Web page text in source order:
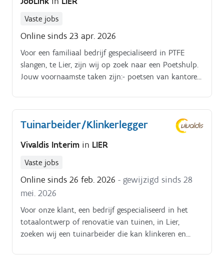
leidingen, putten, tanks, enz. Je werkt zowel
zelfstandig als in teamverband op diverse locaties
particulieren en in fabrieken.
Vaste jobs
Online sinds 23 apr. 2026
Voor een familiaal bedrijf gespecialiseerd in PTFE
slangen, te Lier, zijn wij op zoek naar een Poetshulp.
Jouw voornaamste taken zijn:- poetsen van kantoren,
Schilde
Tuinarbeider/Klinkerlegger
Vivaldis Interim in LIER
Vaste jobs
Online sinds 26 feb. 2026 - gewijzigd sinds 28
mei. 2026
Voor onze klant, een bedrijf gespecialiseerd in het
totaalontwerp of renovatie van tuinen, in Lier,
zoeken wij een tuinarbeider die kan klinkeren en
maat, ontwerpt , legt tuinen aan en staat in voor het